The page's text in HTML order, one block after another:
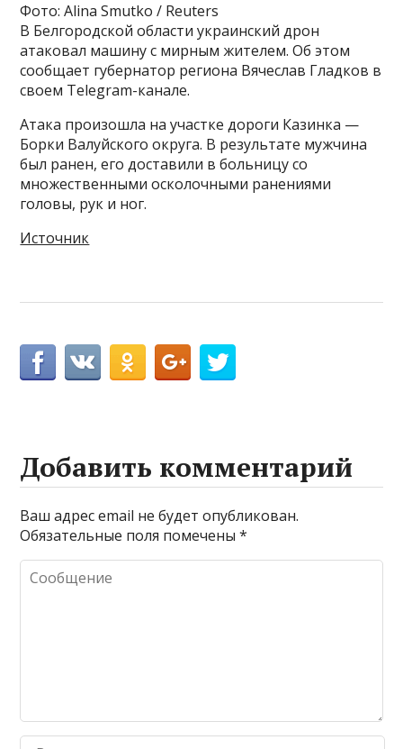
Фото: Alina Smutko / Reuters
В Белгородской области украинский дрон
атаковал машину с мирным жителем. Об этом
сообщает губернатор региона Вячеслав Гладков в
своем Telegram-канале.
Атака произошла на участке дороги Казинка —
Борки Валуйского округа. В результате мужчина
был ранен, его доставили в больницу со
множественными осколочными ранениями
головы, рук и ног.
Источник
Добавить комментарий
Ваш адрес email не будет опубликован.
Обязательные поля помечены*